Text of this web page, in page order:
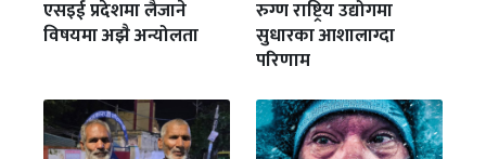
एसइई प्रदेशमा लैजाने
विषयमा अझै अन्योलता
रुग्ण राष्ट्रिय उद्योगमा
सुधारका आशालाग्दा
परिणाम